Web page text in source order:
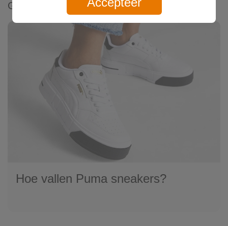
Gerelateerde artikelen
Hoe vallen Puma sneakers?